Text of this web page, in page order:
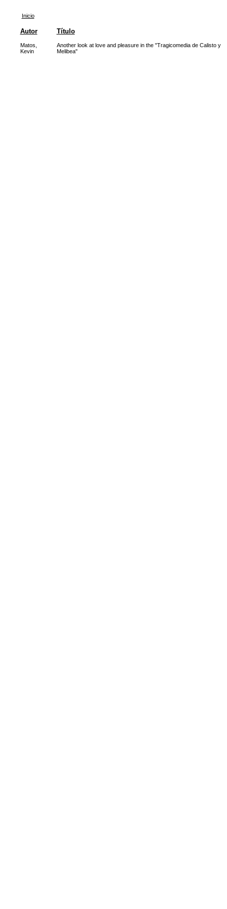
Inicio
Autor Título
Matos,
Kevin
Another look at love and pleasure in the "Tragicomedia de Calisto y
Melibea"